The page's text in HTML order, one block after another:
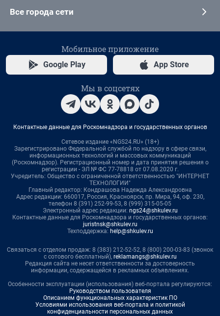
Все города сети
Мобильное приложение
Google Play App Store
Мы в соцсетях
Контактные данные для Роскомнадзора и государственных органов
Сетевое издание «NGS24.RU» (18+)
Зарегистрировано Федеральной службой по надзору в сфере связи,
информационных технологий и массовых коммуникаций
(Роскомнадзор). Регистрационный номер и дата принятия решения о
регистрации - ЭЛ № ФС 77-78818 от 07.08.2020 г.
Учредитель: Общество с ограниченной ответственностью "ИНТЕРНЕТ
ТЕХНОЛОГИИ"
Главный редактор: Кондрашова Надежда Александровна
Адрес редакции: 660017, Россия, Красноярск, пр. Мира, 94, оф. 230,
телефон 8 (391) 252-99-53, 8 (999) 315-05-05
Электронный адрес редакции: ngs24@shkulev.ru
Контактные данные для Роскомнадзора и государственных органов:
juristnsk@shkulev.ru
Техподдержка: help@shkulev.ru
Связаться с отделом продаж: 8 (383) 212-52-52, 8 (800) 200-03-83 (звонок
с сотового бесплатный), reklamangs@shkulev.ru
Редакция сайта не несет ответственности за достоверность
информации, содержащейся в рекламных объявлениях.
Особенности эксплуатации (использования) веб-портала регулируются:
Руководством пользователя
Описанием функциональных характеристик ПО
Условиями использования веб-портала и политикой
конфиденциальности персональных данных